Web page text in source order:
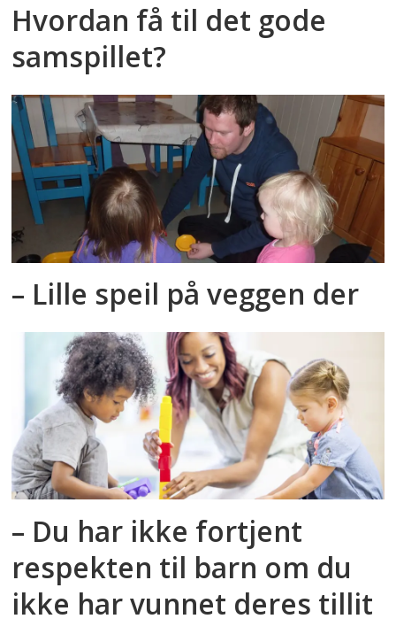
Hvordan få til det gode
samspillet?
– Lille speil på veggen der
– Du har ikke fortjent
respekten til barn om du
ikke har vunnet deres tillit